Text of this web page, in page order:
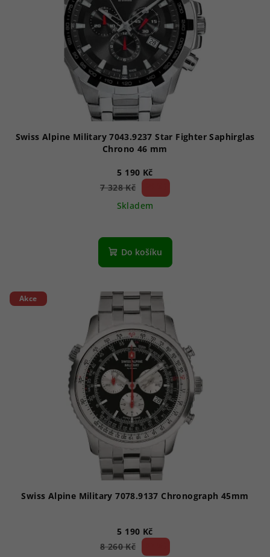
Swiss Alpine Military 7043.9237 Star Fighter Saphirglas
Chrono 46 mm
5 190 Kč
7 328 Kč
Skladem
Do košíku
Akce
Swiss Alpine Military 7078.9137 Chronograph 45mm
5 190 Kč
8 260 Kč